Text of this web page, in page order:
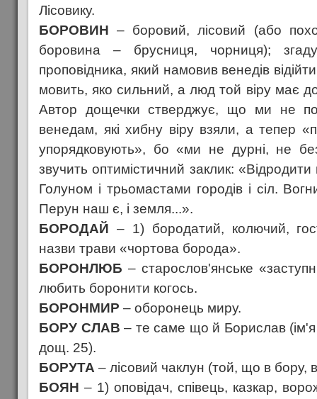
Лісовику.
БОРОВИН – боровий, лісовий (або
боровина – брусниця, чорниця);
проповідника, який намовив венедів
мовить, яко сильний, а люд той віру має
Автор дощечки стверджує, що ми не
венедам, які хибну віру взяли, а тепер
упорядковують», бо «ми не дурні, не
звучить оптимістичний заклик:
Голуном і трьомастами городів і сіл.
Перун наш є, і земля...».
БОРОДАЙ – 1) бородатий, колючий,
назви трави «чортова борода».
БОРОНЛЮБ – старослов'янське
любить боронити когось.
БОРОНМИР – оборонець миру.
БОРУ СЛАВ – те саме що й Борислав (ім'я
дощ. 25).
БОРУТА – лісовий чаклун (той, що в бору, в
БОЯН – 1) оповідач, співець, казкар,